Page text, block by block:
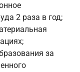
2 раза в год;
за